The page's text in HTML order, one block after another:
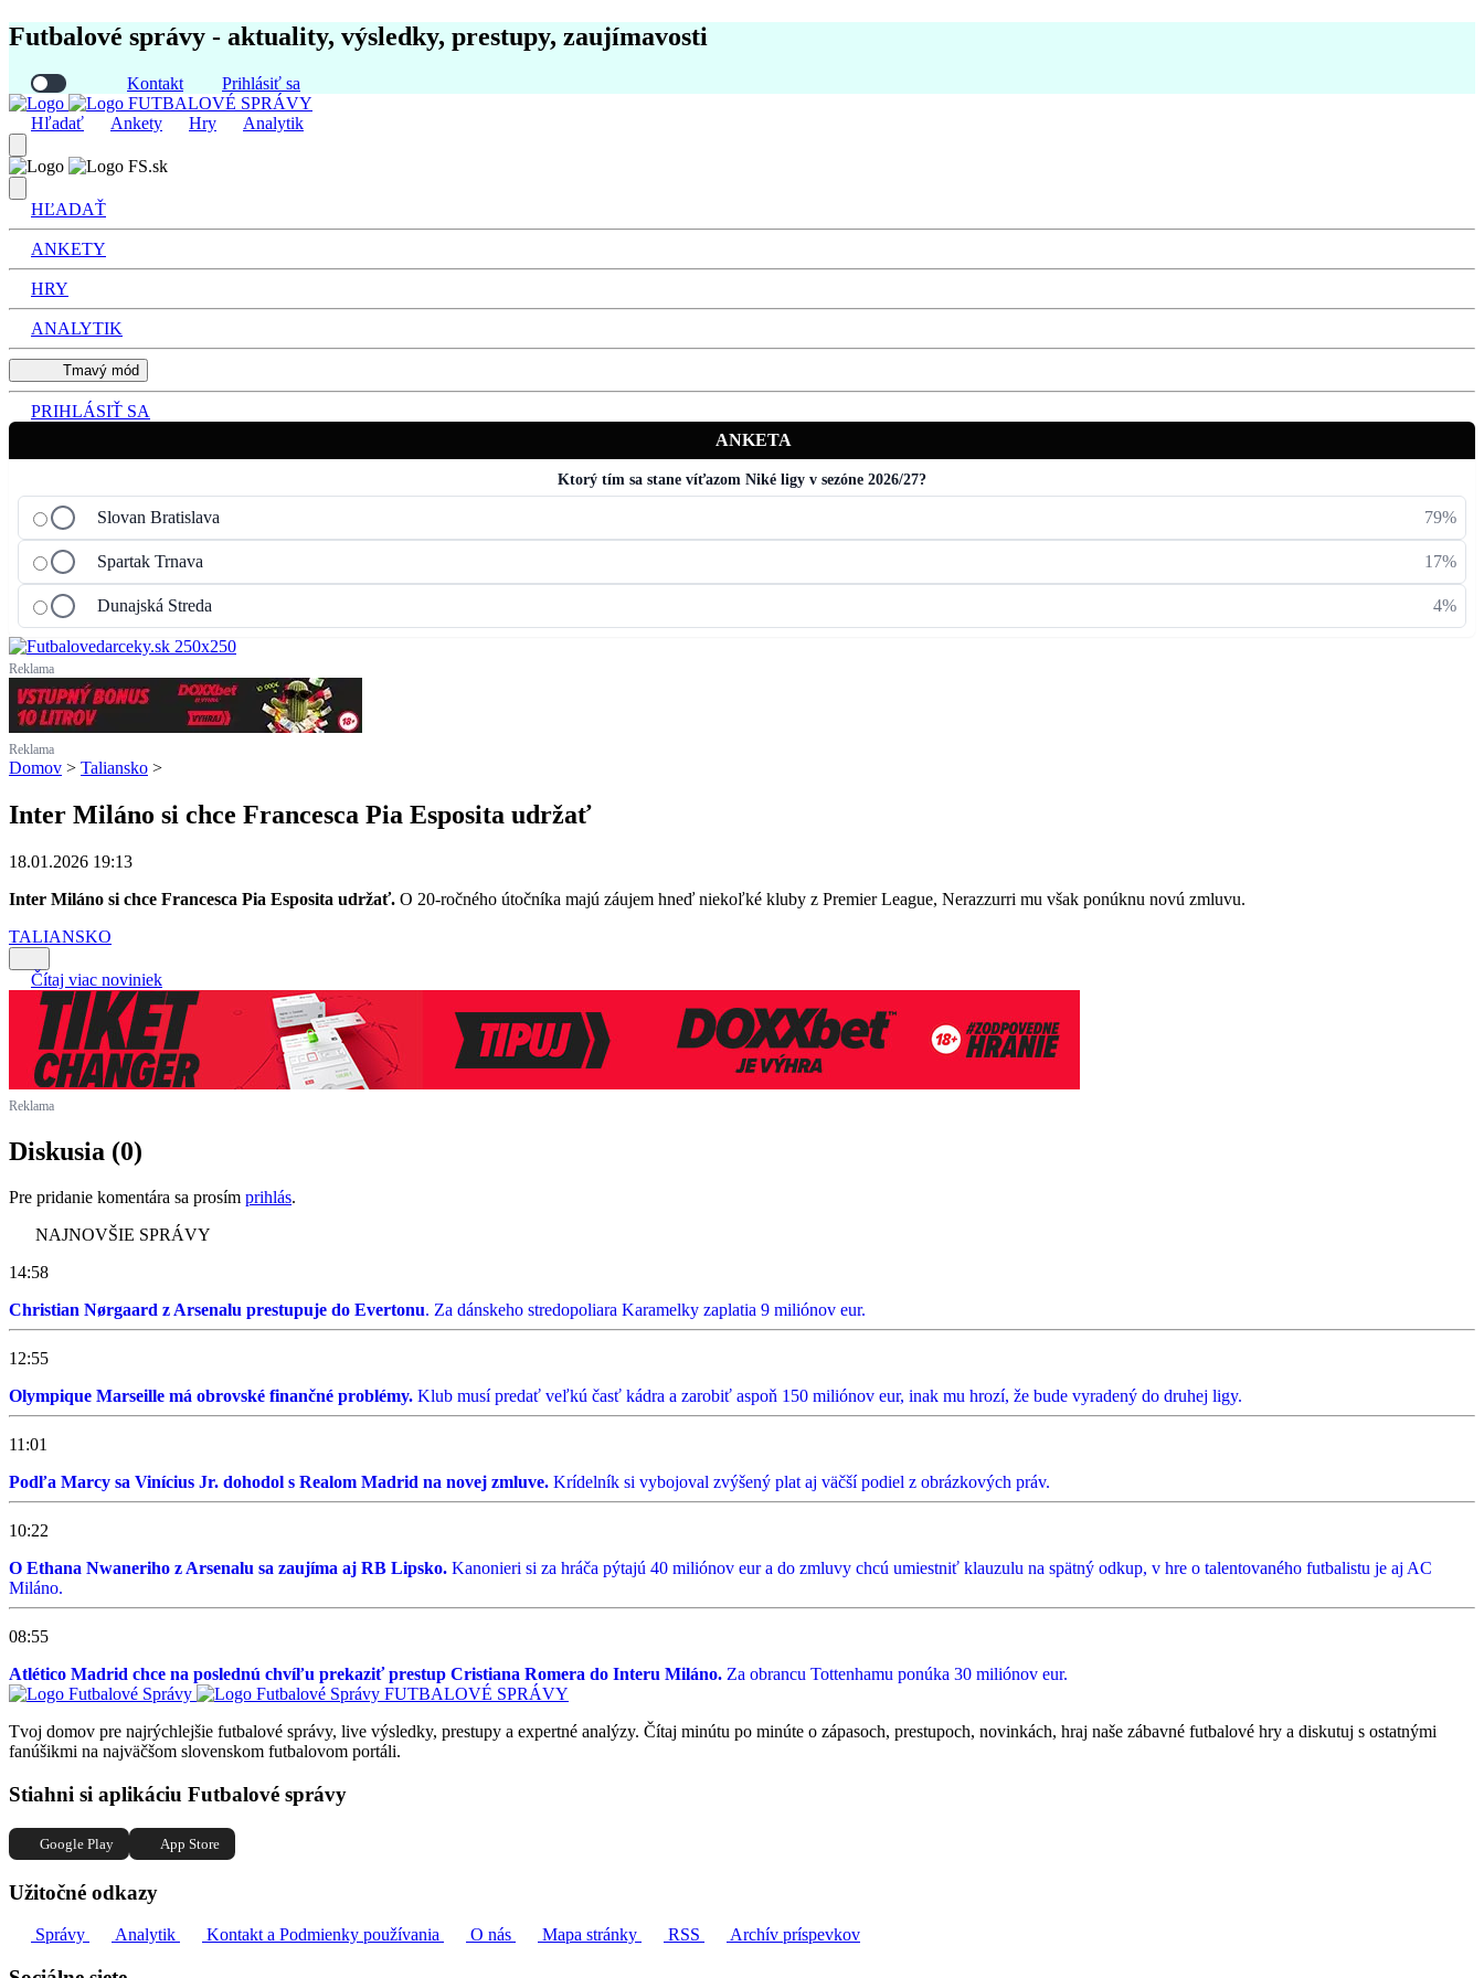
Futbalové správy - aktuality, výsledky, prestupy, zaujímavosti
Kontakt
Prihlásiť sa
FUTBALOVÉ SPRÁVY
Hľadať
Ankety Hry Analytik
FS.sk
HĽADAŤ
ANKETY
HRY
ANALYTIK
Tmavý mód
PRIHLÁSIŤ SA
ANKETA
Ktorý tím sa stane víťazom Niké ligy v sezóne 2026/27?
Slovan Bratislava 79%
Spartak Trnava 17%
Dunajská Streda 4%
Reklama
Reklama
Domov > Taliansko >
Inter Miláno si chce Francesca Pia Esposita udržať
18.01.2026 19:13
Inter Miláno si chce Francesca Pia Esposita udržať. O 20-ročného útočníka majú záujem hneď niekoľké kluby z Premier League, Nerazzurri mu však ponúknu novú zmluvu.
TALIANSKO
Čítaj viac noviniek
Reklama
Diskusia (0)
Pre pridanie komentára sa prosím prihlás.
NAJNOVŠIE SPRÁVY
14:58
Christian Nørgaard z Arsenalu prestupuje do Evertonu. Za dánskeho stredopoliara Karamelky zaplatia 9 miliónov eur.
12:55
Olympique Marseille má obrovské finančné problémy. Klub musí predať veľkú časť kádra a zarobiť aspoň 150 miliónov eur, inak mu hrozí, že bude vyradený do druhej ligy.
11:01
Podľa Marcy sa Vinícius Jr. dohodol s Realom Madrid na novej zmluve. Krídelník si vybojoval zvýšený plat aj väčší podiel z obrázkových práv.
10:22
O Ethana Nwaneriho z Arsenalu sa zaujíma aj RB Lipsko. Kanonieri si za hráča pýtajú 40 miliónov eur a do zmluvy chcú umiestniť klauzulu na spätný odkup, v hre o talentovaného futbalistu je aj AC
Miláno.
08:55
Atlético Madrid chce na poslednú chvíľu prekaziť prestup Cristiana Romera do Interu Miláno. Za obrancu Tottenhamu ponúka 30 miliónov eur.
FUTBALOVÉ SPRÁVY
Tvoj domov pre najrýchlejšie futbalové správy, live výsledky, prestupy a expertné analýzy. Čítaj minútu po minúte o zápasoch, prestupoch, novinkách, hraj naše zábavné futbalové hry a diskutuj s ostatnými
fanúšikmi na najväčšom slovenskom futbalovom portáli.
Stiahni si aplikáciu Futbalové správy
Google Play App Store
Užitočné odkazy
Správy Analytik Kontakt a Podmienky používania O nás Mapa stránky RSS Archív príspevkov